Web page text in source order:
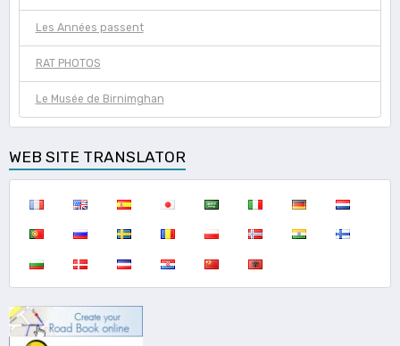
Les Années passent
RAT PHOTOS
Le Musée de Birnimghan
WEB SITE TRANSLATOR